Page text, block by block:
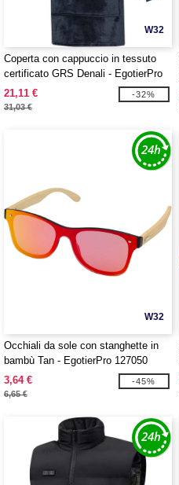
W32
Coperta con cappuccio in tessuto
certificato GRS Denali - EgotierPro
113328
21,11 €
31,03 €
-32%
W32
Occhiali da sole con stanghette in
bambù Tan - EgotierPro 127050
3,64 €
6,65 €
-45%